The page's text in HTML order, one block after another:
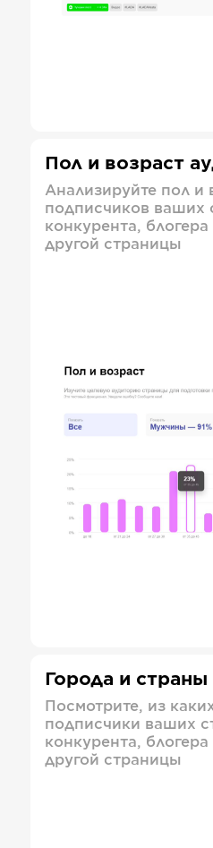
Пол и возраст
Анализируйте пол и
подписчиков ваших
конкурента,
другой страницы
Города и
Посмотрите, из
подписчики ваших
конкурента,
другой страницы